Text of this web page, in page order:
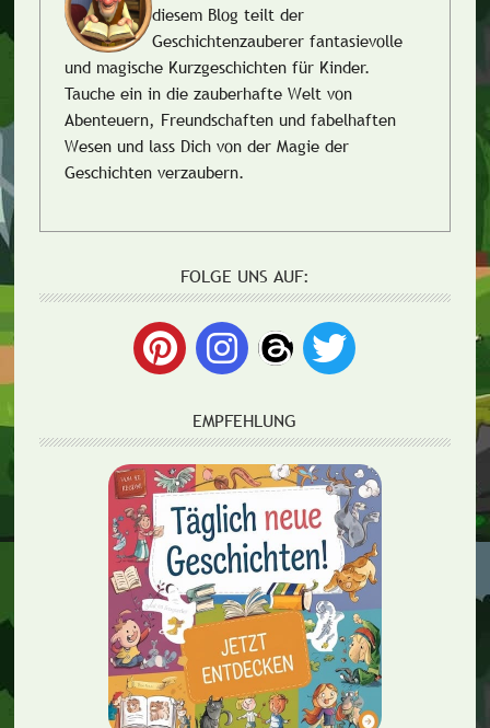
diesem Blog teilt der
Geschichtenzauberer fantasievolle
und magische Kurzgeschichten für Kinder.
Tauche ein in die zauberhafte Welt von
Abenteuern, Freundschaften und fabelhaften
Wesen und lass Dich von der Magie der
Geschichten verzaubern.
FOLGE UNS AUF:
EMPFEHLUNG